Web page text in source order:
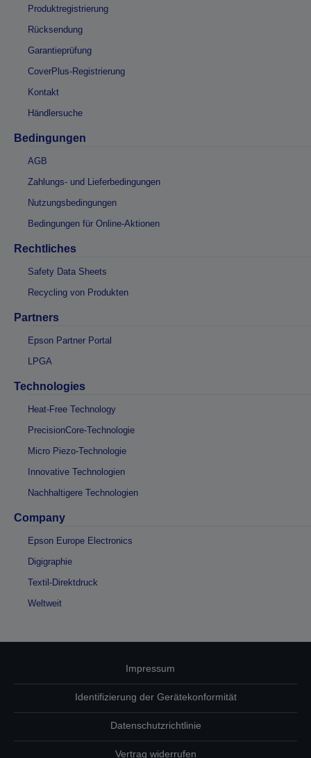
Produktregistrierung
Rücksendung
Garantieprüfung
CoverPlus-Registrierung
Kontakt
Händlersuche
Bedingungen
AGB
Zahlungs- und Lieferbedingungen
Nutzungsbedingungen
Bedingungen für Online-Aktionen
Rechtliches
Safety Data Sheets
Recycling von Produkten
Partners
Epson Partner Portal
LPGA
Technologies
Heat-Free Technology
PrecisionCore-Technologie
Micro Piezo-Technologie
Innovative Technologien
Nachhaltigere Technologien
Company
Epson Europe Electronics
Digigraphie
Textil-Direktdruck
Weltweit
Impressum
Identifizierung der Gerätekonformität
Datenschutzrichtlinie
Vertrag widerrufen